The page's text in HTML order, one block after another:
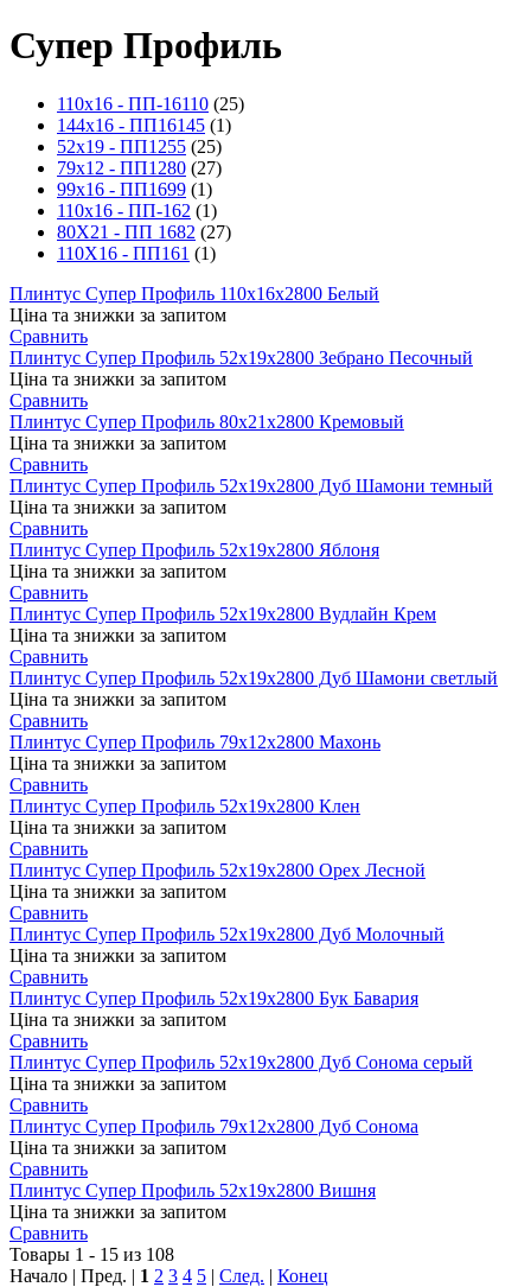
Супер Профиль
110х16 - ПП-16110 (25)
144х16 - ПП16145 (1)
52х19 - ПП1255 (25)
79х12 - ПП1280 (27)
99х16 - ПП1699 (1)
110х16 - ПП-162 (1)
80Х21 - ПП 1682 (27)
110Х16 - ПП161 (1)
Плинтус Супер Профиль 110х16х2800 Белый
Ціна та знижки за запитом
Сравнить
Плинтус Супер Профиль 52х19х2800 Зебрано Песочный
Ціна та знижки за запитом
Сравнить
Плинтус Супер Профиль 80х21х2800 Кремовый
Ціна та знижки за запитом
Сравнить
Плинтус Супер Профиль 52х19х2800 Дуб Шамони темный
Ціна та знижки за запитом
Сравнить
Плинтус Супер Профиль 52х19х2800 Яблоня
Ціна та знижки за запитом
Сравнить
Плинтус Супер Профиль 52х19х2800 Вудлайн Крем
Ціна та знижки за запитом
Сравнить
Плинтус Супер Профиль 52х19х2800 Дуб Шамони светлый
Ціна та знижки за запитом
Сравнить
Плинтус Супер Профиль 79х12х2800 Махонь
Ціна та знижки за запитом
Сравнить
Плинтус Супер Профиль 52х19х2800 Клен
Ціна та знижки за запитом
Сравнить
Плинтус Супер Профиль 52х19х2800 Орех Лесной
Ціна та знижки за запитом
Сравнить
Плинтус Супер Профиль 52х19х2800 Дуб Молочный
Ціна та знижки за запитом
Сравнить
Плинтус Супер Профиль 52х19х2800 Бук Бавария
Ціна та знижки за запитом
Сравнить
Плинтус Супер Профиль 52х19х2800 Дуб Сонома серый
Ціна та знижки за запитом
Сравнить
Плинтус Супер Профиль 79х12х2800 Дуб Сонома
Ціна та знижки за запитом
Сравнить
Плинтус Супер Профиль 52х19х2800 Вишня
Ціна та знижки за запитом
Сравнить
Товары 1 - 15 из 108
Начало | Пред. | 1 2 3 4 5 | След. | Конец